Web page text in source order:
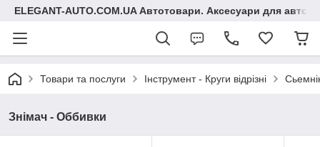
ELEGANT-AUTO.COM.UA Автотовари. Аксесуари для авто
Товари та послуги Інструмент - Круги відрізні
Знімач - Оббивки